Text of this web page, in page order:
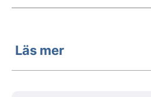
Läs mer